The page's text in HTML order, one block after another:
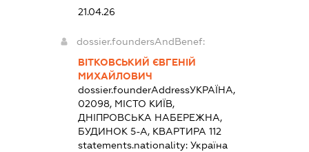
21.04.26
dossier.foundersAndBenef:
ВІТКОВСЬКИЙ ЄВГЕНІЙ
МИХАЙЛОВИЧ
dossier.founderAddressУКРАЇНА,
02098, МІСТО КИЇВ,
ДНІПРОВСЬКА НАБЕРЕЖНА,
БУДИНОК 5-А, КВАРТИРА 112
statements.nationality:Україна